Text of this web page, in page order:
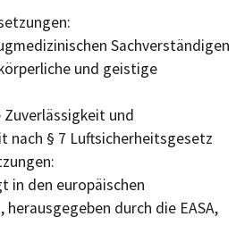
Sachverständigen
und geistige
und
nach § 7 Luftsicherheitsgesetz
in den europäischen
herausgegeben durch die EASA,